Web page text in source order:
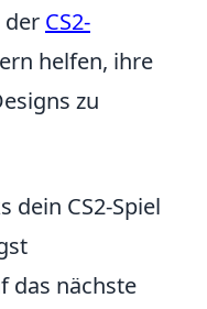
der CS2-
helfen, ihre
zu
dein CS2-Spiel
das nächste